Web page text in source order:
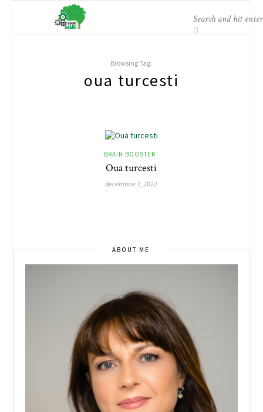
Browsing Tag:
oua turcesti
BRAIN BOOSTER
Oua turcesti
decembrie 7, 2022
ABOUT ME